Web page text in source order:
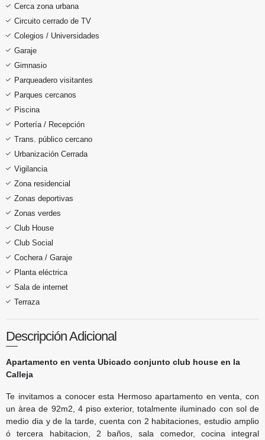
Cerca zona urbana
Circuito cerrado de TV
Colegios / Universidades
Garaje
Gimnasio
Parqueadero visitantes
Parques cercanos
Piscina
Portería / Recepción
Trans. público cercano
Urbanización Cerrada
Vigilancia
Zona residencial
Zonas deportivas
Zonas verdes
Club House
Club Social
Cochera / Garaje
Planta eléctrica
Sala de internet
Terraza
Descripción Adicional
Apartamento en venta Ubicado conjunto club house en la
Calleja
Te invitamos a conocer esta Hermoso apartamento en venta, con
un àrea de 92m2, 4 piso exterior, totalmente iluminado con sol de
medio dia y de la tarde, cuenta con 2 habitaciones, estudio amplio
ó tercera habitacion, 2 baños, sala comedor, cocina integral